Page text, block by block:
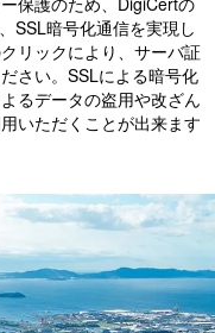
SSL暗号化通信を実現し
リックにより、サーバ証
さい。SSLによる暗号化
るデータの盗用や改ざん
いただくことが出来ます